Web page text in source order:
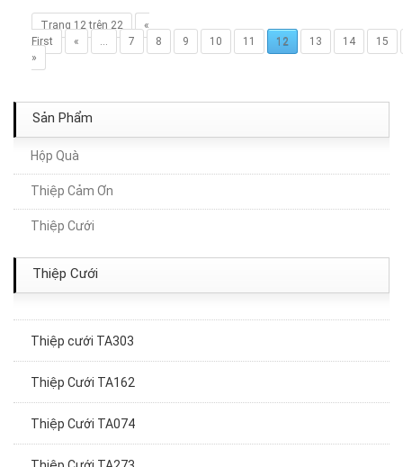
Trang 12 trên 22
«
First
« ... 7 8 9 10 11 12 13 14
15
»
Sản Phẩm
Hộp Quà
Thiệp Cảm Ơn
Thiệp Cưới
Thiệp Cưới
Thiệp Cưới TA112
Thiệp Cưới TA061